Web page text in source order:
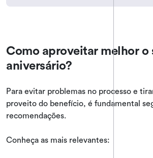
Como aproveitar melhor o
aniversário?
Para evitar problemas no processo e
proveito do benefício, é fundamental
recomendações.
Conheça as mais relevantes: